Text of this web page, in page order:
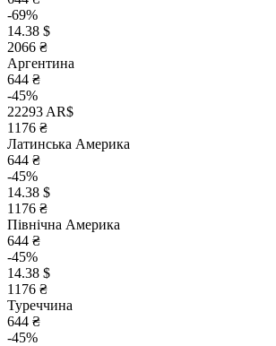
-69%
14.38 $
2066 ₴
Аргентина
644 ₴
-45%
22293 AR$
1176 ₴
Латинська Америка
644 ₴
-45%
14.38 $
1176 ₴
Північна Америка
644 ₴
-45%
14.38 $
1176 ₴
Туреччина
644 ₴
-45%